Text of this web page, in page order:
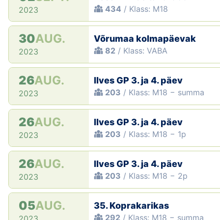
2023 434 / Klass: M18
30AUG.
2023
Võrumaa kolmapäevak
82 / Klass: VABA
26AUG.
2023
Ilves GP 3. ja 4. päev
203 / Klass: M18 − summa
26AUG.
2023
Ilves GP 3. ja 4. päev
203 / Klass: M18 − 1p
26AUG.
2023
Ilves GP 3. ja 4. päev
203 / Klass: M18 − 2p
05AUG. 35. Koprakarikas
292 / Klass: M18 − summa